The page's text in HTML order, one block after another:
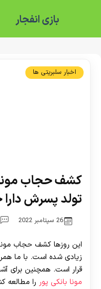
بازی انفجار
اخبار سلبریتی ها
کشف حجاب
تولد پسرش
26 سپتامبر 2022
این روزها کشف حجاب
زیادی شده است. با ما
قرار است. همچنین برای
مونا بانکی پور را مطالعه